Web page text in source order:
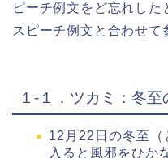
ピーチ例文をど忘れし
スピーチ例文と合わせて
１-１．ツカミ：冬
12月22日の冬至（
入ると風邪をひか